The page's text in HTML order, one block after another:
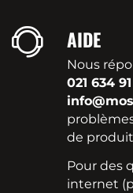
AIDE
Nous
021 634 91
de
Pour des
internet